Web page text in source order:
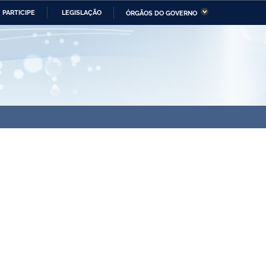
PARTICIPE LEGISLAÇÃO ÓRGÃOS DO GOVERNO
da Economia Ministério da Infraestrutura